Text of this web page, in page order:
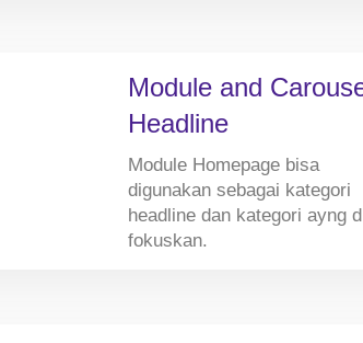
Module and
Headline
Module Homepage bisa
digunakan sebagai kategori
headline dan kategori ayng
fokuskan.